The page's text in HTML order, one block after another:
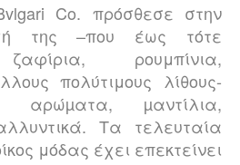
Co. πρόσθεσε στην
της –που έως τότε
ρουμπίνια,
πολύτιμους λίθους-
αρώµατα, µαντίλια,
Τα τελευταία
μόδας έχει επεκτείνει